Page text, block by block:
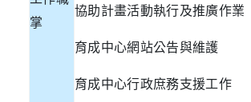
掌
協助計畫活動執行及推廣作業
育成中心網站公告與維護
育成中心行政庶務支援工作